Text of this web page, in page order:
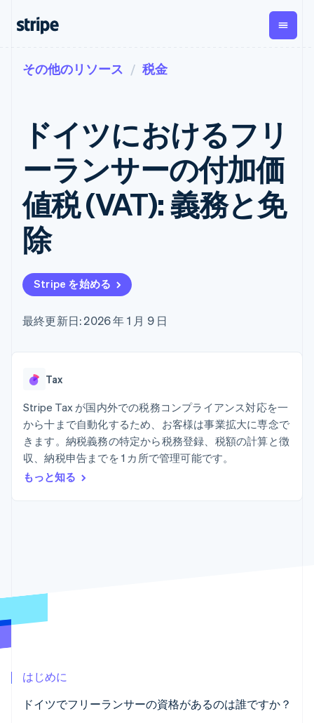
支払い
オンライン決
済
Managed
Payments
マーチャント
オブレコード
ソリューショ
ン
Payment links
コーディング
不要の決済ペ
ージ
Checkout
UI
Elements
ポーネント
決済手段
済手段を利用
対面支払い
Boost
決済成功率の
最適化
Link
スピーディー
な決済
収益
経常収益
Metronome
従量課金
サブスクリ
プション
サブスクリ
プションの
消費税と
VAT の自動
Recognition
自動化
ポート
Data
Pipeline
データの同
期
Global
Payouts
第三者
への入
金
ットプ
イス
プラッ
フォー
決済の
不正防止
Identity
オンライン本人確認
企業規模別
ユースケース別
エージェンティックコマ
ース
E コマース / ECサイト
アプリ内決済
マーケットプレイス
資金管理
SaaS
AI 企業
クリエイターエコノミ―
ゲーム
ホスピタリティ、旅行、
レジャー
テインメント
ドキュメント
ライブラリと SDK
Stripe Apps
ガイド
オンライン決済を受け付
マーケットプレイスを構
築する
サブスクリプションを管
従量課金請求を提供
のカードを発行
リソース
開発者のブログ
学ぶ
ガイド
サポート
サポートに問い合わせる
管理サポートプラン
お問い合わせ
その他のリソース 税金
ドイツにおけるフリ
ーランサーの付加価
値税 (VAT): 義務と免
除
Stripe を始める
最終更新日: 2026 年 1 月 9 日
Tax
Stripe Tax が国内外での税務コンプライアンス対応を一
から十まで自動化するため、お客様は事業拡大に専念で
きます。納税義務の特定から税務登録、税額の計算と徴
収、納税申告までを 1 カ所で管理可能です。
もっと知る
はじめに
ドイツでフリーランサーの資格があるのは誰ですか？